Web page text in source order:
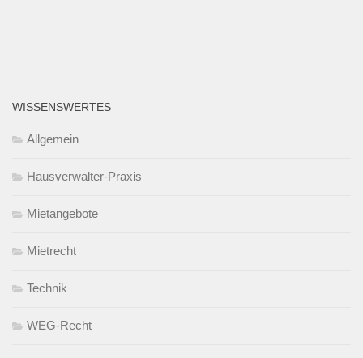
WISSENSWERTES
Allgemein
Hausverwalter-Praxis
Mietangebote
Mietrecht
Technik
WEG-Recht